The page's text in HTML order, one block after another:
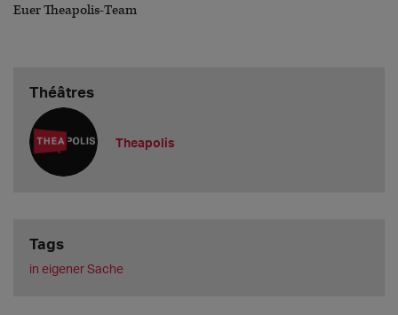
Euer Theapolis-Team
Théâtres
Theapolis
Tags
in eigener Sache